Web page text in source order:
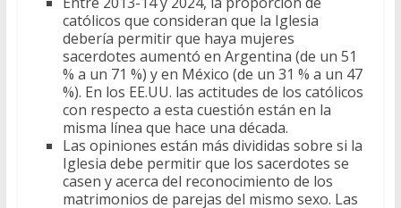
católicos que consideran que la Iglesia
debería permitir que haya mujeres
sacerdotes aumentó en Argentina (de un 51
% a un 71 %) y en México (de un 31 % a un 47
%). En los EE.UU. las actitudes de los católicos
con respecto a esta cuestión están en la
misma línea que hace una década.
Las opiniones están más divididas sobre si la
Iglesia debe permitir que los sacerdotes se
casen y acerca del reconocimiento de los
matrimonios de parejas del mismo sexo. Las